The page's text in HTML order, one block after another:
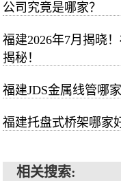
公司究竟是哪家？
福建2026年7月揭晓
揭秘！
福建JDS金属线管哪
福建托盘式桥架哪家
相关搜索: